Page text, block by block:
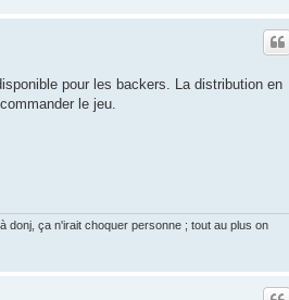
pour les backers. La distribution en
le jeu.
donj, ça n'irait choquer personne ; tout au plus on